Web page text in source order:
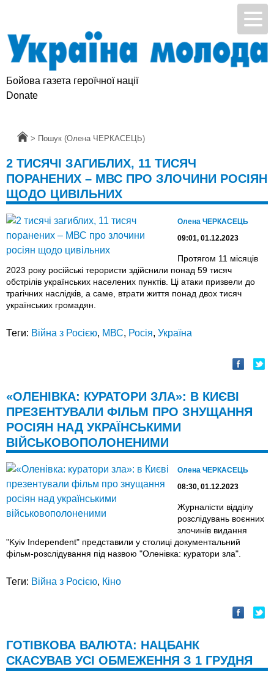
Бойова газета героїчної нації
Donate
Головна
> Пошук (Олена ЧЕРКАСЕЦЬ)
2 ТИСЯЧІ ЗАГИБЛИХ, 11 ТИСЯЧ
ПОРАНЕНИХ – МВС ПРО ЗЛОЧИНИ РОСІЯН
ЩОДО ЦИВІЛЬНИХ
Олена ЧЕРКАСЕЦЬ
09:01, 01.12.2023
Протягом 11 місяців
2023 року російські терористи здійснили понад 59 тисяч
обстрілів українських населених пунктів. Ці атаки призвели до
трагічних наслідків, а саме, втрати життя понад двох тисяч
українських громадян.
Теги: Війна з Росією, МВС, Росія, Україна
«ОЛЕНІВКА: КУРАТОРИ ЗЛА»: В КИЄВІ
ПРЕЗЕНТУВАЛИ ФІЛЬМ ПРО ЗНУЩАННЯ
РОСІЯН НАД УКРАЇНСЬКИМИ
ВІЙСЬКОВОПОЛОНЕНИМИ
Олена ЧЕРКАСЕЦЬ
08:30, 01.12.2023
Журналісти відділу
розслідувань воєнних
злочинів видання
"Kyiv Independent" представили у столиці документальний
фільм-розслідування під назвою "Оленівка: куратори зла".
Теги: Війна з Росією, Кіно
ГОТІВКОВА ВАЛЮТА: НАЦБАНК
СКАСУВАВ УСІ ОБМЕЖЕННЯ З 1 ГРУДНЯ